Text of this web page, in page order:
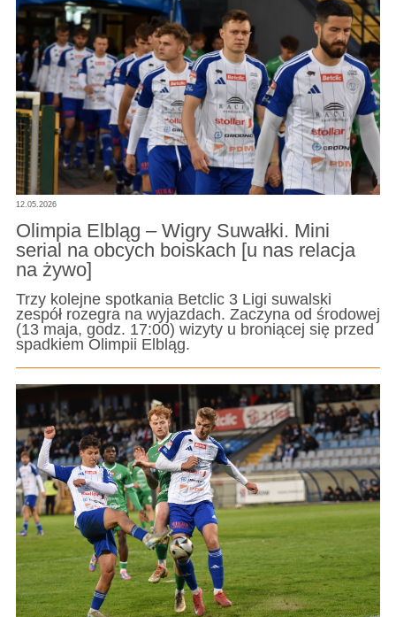
12.05.2026
Olimpia Elbląg – Wigry Suwałki. Mini
serial na obcych boiskach [u nas relacja
na żywo]
Trzy kolejne spotkania Betclic 3 Ligi suwalski
zespół rozegra na wyjazdach. Zaczyna od środowej
(13 maja, godz. 17:00) wizyty u broniącej się przed
spadkiem Olimpii Elbląg.